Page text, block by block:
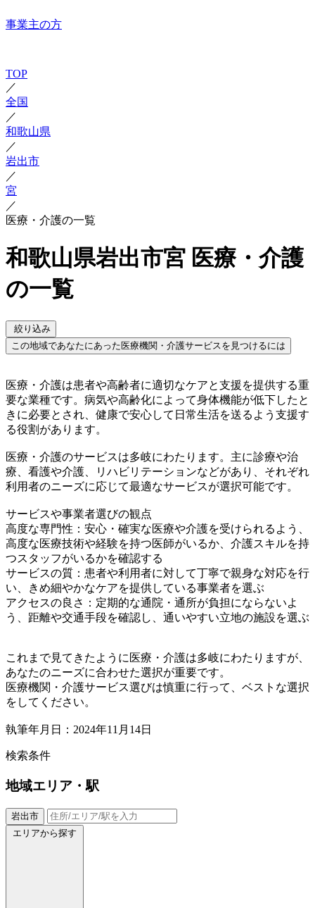
事業主の方
TOP
／
全国
／
和歌山県
／
岩出市
／
宮
／
医療・介護の一覧
和歌山県岩出市宮 医療・介護
の一覧
絞り込み
この地域であなたにあった医療機関・介護サービスを見つけるには
医療・介護は患者や高齢者に適切なケアと支援を提供する重
要な業種です。病気や高齢化によって身体機能が低下したと
きに必要とされ、健康で安心して日常生活を送るよう支援す
る役割があります。
医療・介護のサービスは多岐にわたります。主に診療や治
療、看護や介護、リハビリテーションなどがあり、それぞれ
利用者のニーズに応じて最適なサービスが選択可能です。
サービスや事業者選びの観点
高度な専門性：安心・確実な医療や介護を受けられるよう、
高度な医療技術や経験を持つ医師がいるか、介護スキルを持
つスタッフがいるかを確認する
サービスの質：患者や利用者に対して丁寧で親身な対応を行
い、きめ細やかなケアを提供している事業者を選ぶ
アクセスの良さ：定期的な通院・通所が負担にならないよ
う、距離や交通手段を確認し、通いやすい立地の施設を選ぶ
これまで見てきたように医療・介護は多岐にわたりますが、
あなたのニーズに合わせた選択が重要です。
医療機関・介護サービス選びは慎重に行って、ベストな選択
をしてください。
執筆年月日：2024年11月14日
検索条件
地域エリア・駅
岩出市
エリアから探す